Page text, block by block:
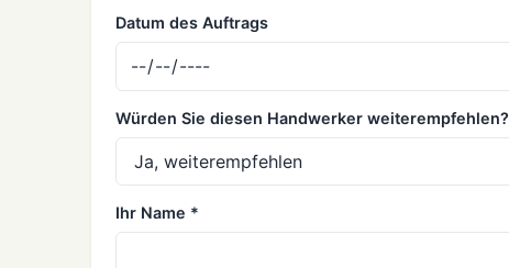
Datum des Auftrags
Würden Sie diesen Handwerker weiterempfehlen?
Ihr Name *